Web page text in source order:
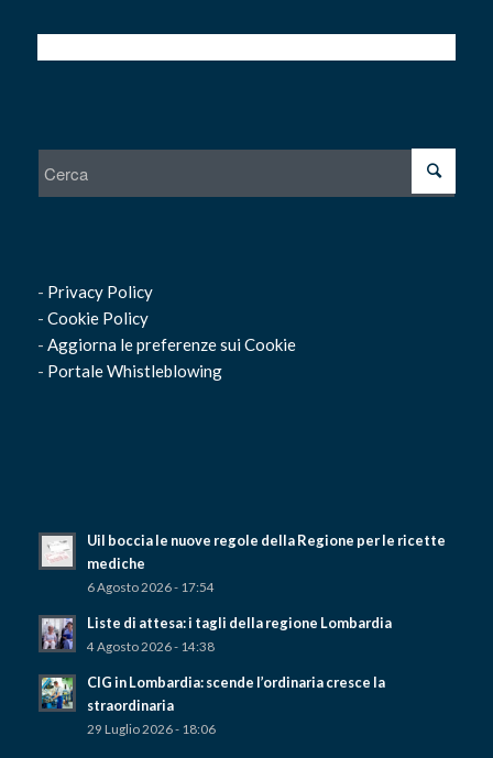
- Privacy Policy
- Cookie Policy
- Aggiorna le preferenze sui Cookie
- Portale Whistleblowing
Uil boccia le nuove regole della Regione per le ricette
mediche
6 Agosto 2026 - 17:54
Liste di attesa: i tagli della regione Lombardia
4 Agosto 2026 - 14:38
CIG in Lombardia: scende l’ordinaria cresce la
straordinaria
29 Luglio 2026 - 18:06